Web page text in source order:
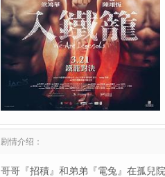
剧情介绍：
哥哥『招積』和弟弟『電兔』在孤兒